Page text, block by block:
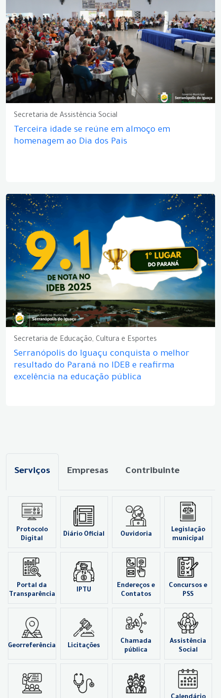
Secretaria de Assistência Social
Terceira idade se reúne em almoço em
homenagem ao Dia dos Pais
Secretaria de Educação, Cultura e Esportes
Serranópolis do Iguaçu conquista o melhor
resultado do Paraná no IDEB e reafirma
excelência na educação pública
Serviços Empresas Contribuinte
Protocolo
Digital
Diário Oficial Ouvidoria
Legislação
municipal
Portal da
Transparência
IPTU
Endereços e
Contatos
Concursos e
PSS
Georreferência Licitações
Chamada
pública
Assistência
Social